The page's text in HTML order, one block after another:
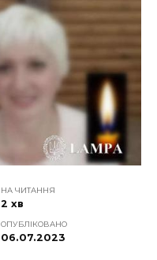
НА ЧИТАННЯ
2 хв
ОПУБЛІКОВАНО
06.07.2023